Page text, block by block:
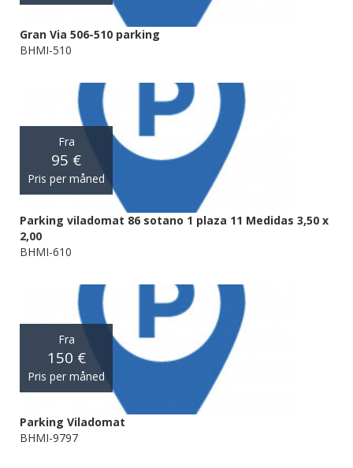
Gran Via 506-510 parking
BHMI-510
Fra
95 €
Pris per måned
Parking viladomat 86 sotano 1 plaza 11 Medidas 3,50 x
2,00
BHMI-610
Fra
150 €
Pris per måned
Parking Viladomat
BHMI-9797